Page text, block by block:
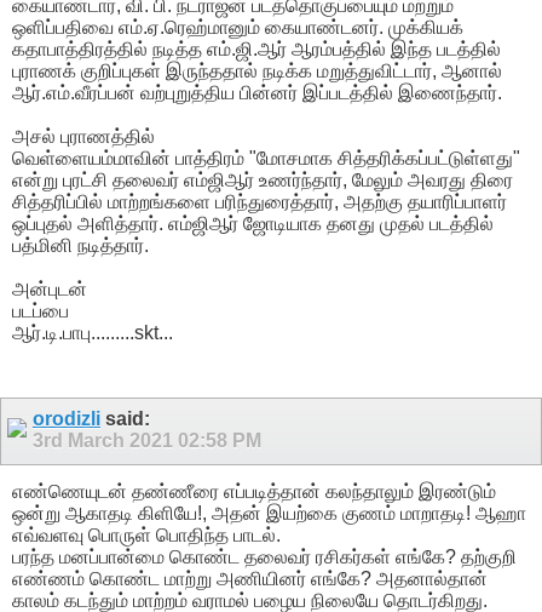
கையாண்டார், வி. பி. நடராஜன் படத்தொகுப்பையும் மற்றும்
ஒளிப்பதிவை எம்.ஏ.ரெஹ்மானும் கையாண்டனர். முக்கியக்
கதாபாத்திரத்தில் நடித்த எம்.ஜி.ஆர் ஆரம்பத்தில் இந்த படத்தில்
புராணக் குறிப்புகள் இருந்ததால் நடிக்க மறுத்துவிட்டார், ஆனால்
ஆர்.எம்.வீரப்பன் வற்புறுத்திய பின்னர் இப்படத்தில் இணைந்தார்.
அசல் புராணத்தில்
வெள்ளையம்மாவின் பாத்திரம் "மோசமாக சித்தரிக்கப்பட்டுள்ளது"
என்று புரட்சி தலைவர் எம்ஜிஆர் உணர்ந்தார், மேலும் அவரது திரை
சித்தரிப்பில் மாற்றங்களை பரிந்துரைத்தார், அதற்கு தயாரிப்பாளர்
ஒப்புதல் அளித்தார். எம்ஜிஆர் ஜோடியாக தனது முதல் படத்தில்
பத்மினி நடித்தார்.
அன்புடன்
படப்பை
ஆர்.டி.பாபு.........skt...
orodizli said:
3rd March 2021 02:58 PM
எண்ணெயுடன் தண்ணீரை எப்படித்தான் கலந்தாலும் இரண்டும்
ஒன்று ஆகாதடி கிளியே!, அதன் இயற்கை குணம் மாறாதடி! ஆஹா
எவ்வளவு பொருள் பொதிந்த பாடல்.
பரந்த மனப்பான்மை கொண்ட தலைவர் ரசிகர்கள் எங்கே? தற்குறி
எண்ணம் கொண்ட மாற்று அணியினர் எங்கே? அதனால்தான்
காலம் கடந்தும் மாற்றம் வராமல் பழைய நிலையே தொடர்கிறது.